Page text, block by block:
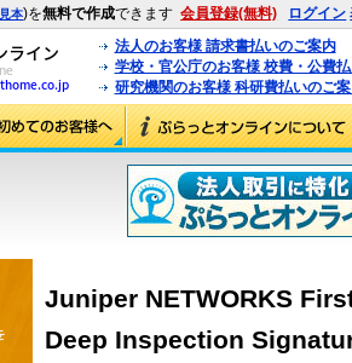
見本)を無料で作成できます 会員登録(無料) ログイン
法人のお客様 請求書払いのご案内
学校・官公庁のお客様 校費・公費
研究機関のお客様 科研費払いのご
Juniper NETWORKS
Deep Inspection